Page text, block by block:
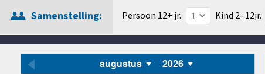
Samenstelling: Persoon 12+ jr. Kind 2- 12jr.
augustus 2026